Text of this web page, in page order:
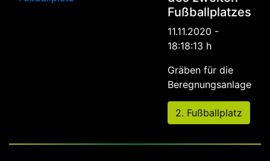
Fußballplatzes
11.11.2020 -
18:18:13 h
Gräben für die
Beregnungsanlage
2. Fußballplatz